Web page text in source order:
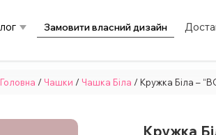
Замовити власний дизайн
Головна / Чашки / Чашка Біла / Кружка Біла –
Кружка